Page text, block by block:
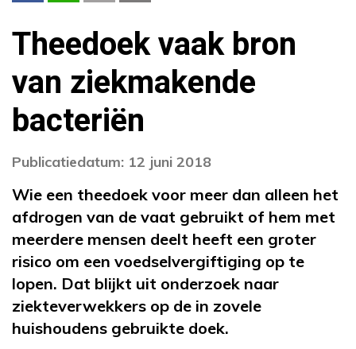
Theedoek vaak bron
van ziekmakende
bacteriën
Publicatiedatum: 12 juni 2018
Wie een theedoek voor meer dan alleen het
afdrogen van de vaat gebruikt of hem met
meerdere mensen deelt heeft een groter
risico om een voedselvergiftiging op te
lopen. Dat blijkt uit onderzoek naar
ziekteverwekkers op de in zovele
huishoudens gebruikte doek.